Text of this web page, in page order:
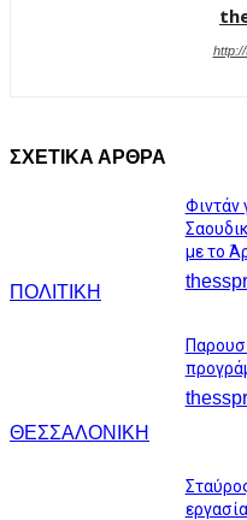
ΣΧΕΤΙΚΑ ΑΡΘΡΑ
ΠΟΛΙΤΙΚΗ
Φιντάν
με το
ΘΕΣΣΑΛΟΝΙΚΗ